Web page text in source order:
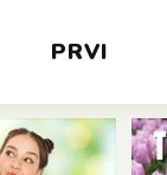
PRVI